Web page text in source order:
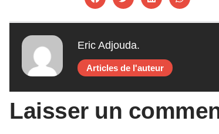
Eric Adjouda.
Articles de l'auteur
Laisser un